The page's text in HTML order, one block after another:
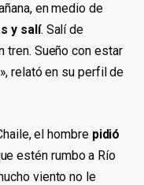
en medio de
y salí. Salí de
tren. Sueño con estar
relató en su perfil de
el hombre pidió
estén rumbo a Río
viento no le